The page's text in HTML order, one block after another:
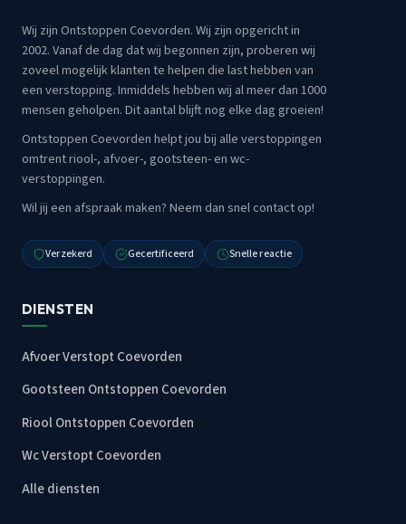
Wij zijn Ontstoppen Coevorden. Wij zijn opgericht in
2002. Vanaf de dag dat wij begonnen zijn, proberen wij
zoveel mogelijk klanten te helpen die last hebben van
een verstopping. Inmiddels hebben wij al meer dan 1000
mensen geholpen. Dit aantal blijft nog elke dag groeien!
Ontstoppen Coevorden helpt jou bij alle verstoppingen
omtrent riool-, afvoer-, gootsteen- en wc-
verstoppingen.
Wil jij een afspraak maken? Neem dan snel contact op!
Verzekerd Gecertificeerd Snelle reactie
DIENSTEN
Afvoer Verstopt Coevorden
Gootsteen Ontstoppen Coevorden
Riool Ontstoppen Coevorden
Wc Verstopt Coevorden
Alle diensten